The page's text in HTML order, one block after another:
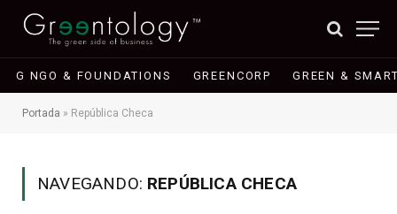
G NGO & FOUNDATIONS GREENCORP GREEN &
Portada » República Checa
NAVEGANDO: REPÚBLICA CHECA